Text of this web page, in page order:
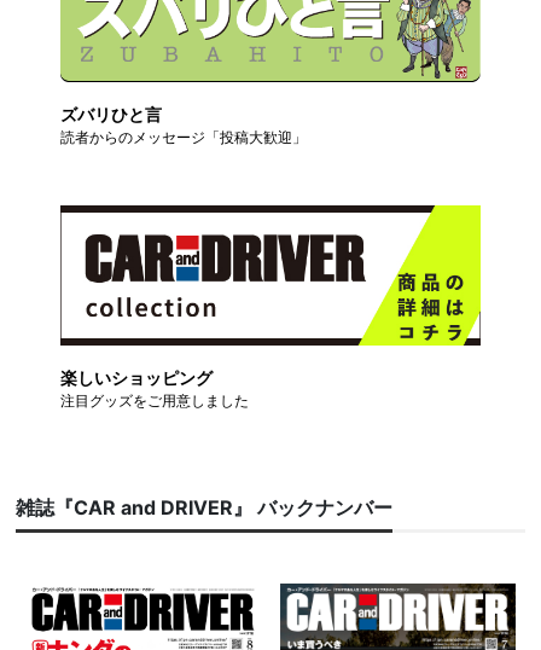
ズバリひと言
読者からのメッセージ「投稿大歓迎」
楽しいショッピング
注目グッズをご用意しました
雑誌『CAR and DRIVER』 バックナンバー